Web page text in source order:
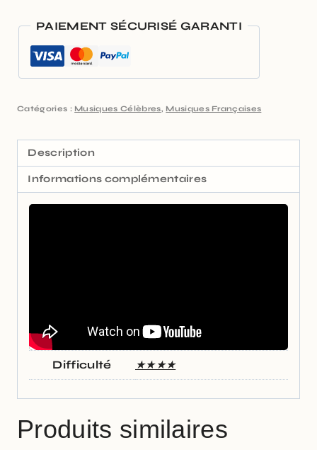
PAIEMENT SÉCURISÉ GARANTI
Catégories : Musiques Célèbres, Musiques Françaises
Description
Informations complémentaires
Difficulté ★★★★
Produits similaires